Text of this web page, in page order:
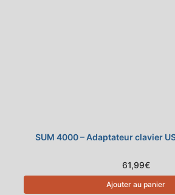
SUM 4000 – Adaptateur clavier
61,99€
Ajouter au panier